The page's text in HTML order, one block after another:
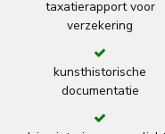
taxatierapport voor
verzekering
kunsthistorische
documentatie